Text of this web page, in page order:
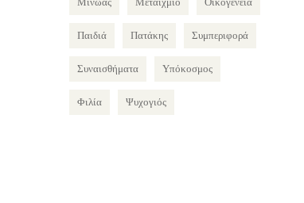
Παιδιά Πατάκης Συμπεριφορά
Συναισθήματα Υπόκοσμος
Φιλία Ψυχογιός